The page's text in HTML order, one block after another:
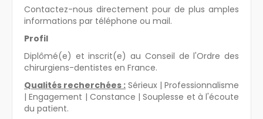
Contactez-nous directement pour de plus amples
informations par téléphone ou mail.
Profil
Diplômé(e) et inscrit(e) au Conseil de l'Ordre des
chirurgiens-dentistes en France.
Qualités recherchées : Sérieux | Professionnalisme
| Engagement | Constance | Souplesse et à l'écoute
du patient.